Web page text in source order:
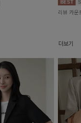
리뷰 카운
더보기